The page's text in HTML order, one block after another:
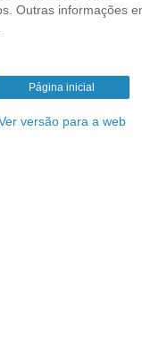
Outras informações
Página inicial
versão para a web